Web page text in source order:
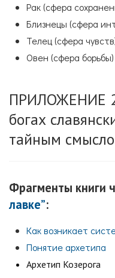
Рак (сфера
Близнецы (сфера
Телец (сфера
Овен (сфера борьбы)
ПРИЛОЖЕНИЕ
богах
тайным
Фрагменты книги
лавке”:
Как возникает
Понятие архетипа
Архетип Козерога